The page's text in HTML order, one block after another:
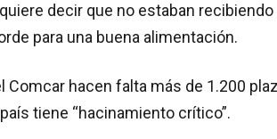
decir que no estaban
para una buena alimentación.
hacen falta más de 1.200
tiene “hacinamiento crítico”.